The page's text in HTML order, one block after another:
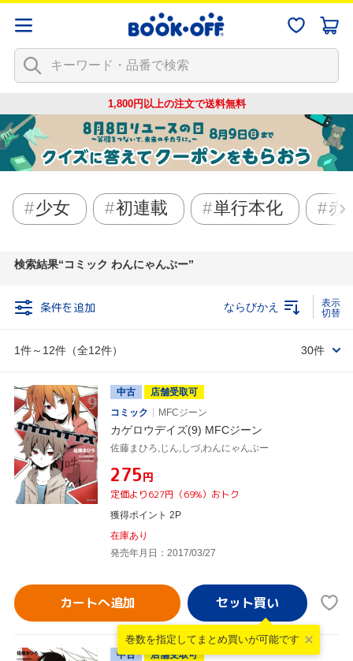
1,800円以上の注文で送料無料
少女 初連載 単行本化 赤
検索結果 コミック わんにゃんぷー
条件を追加
1件～12件（全12件）
ならびかえ
30件
中古
店舗受取可
コミック
MFCジーン
カゲロウデイズ(9) MFCジーン
佐藤まひろ,じん,しづ,わんにゃんぷー
¥275円
定価より627円（69%）おトク
獲得ポイント 2P
在庫あり
発売年月日：2017/03/27
カートへ追加
巻数を指定して まとめ買いが可能です
中古
店舗受取可